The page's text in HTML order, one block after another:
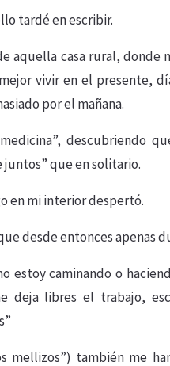
tardé en escribir.
aquella casa rural, donde
vivir en el presente,
por el mañana.
descubriendo
juntos” que en solitario.
en mi interior despertó.
desde entonces apenas
estoy caminando o
deja libres el trabajo,
mellizos”) también me